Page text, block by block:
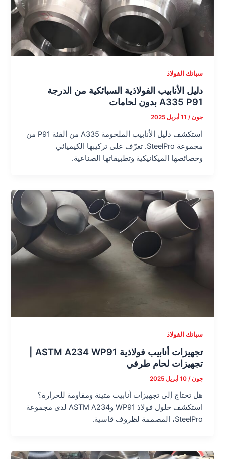
سبائك الفولاذ
دليل الأنابيب الفولاذية السبائكية من الدرجة
A335 P91 بدون لحامات
جون/ 11 أبريل 2025
استكشف دليل الأنابيب الملحومة A335 من الفئة P91 من
مجموعة SteelPro. تعرّف على تركيبها الكيميائي
وخصائصها الميكانيكية وتطبيقاتها الصناعية.
سبائك الفولاذ
تجهيزات لحام طرفي
جون/10 أبريل 2025
هل تحتاج إلى تجهيزات أنابيب متينة ومقاومة للحرارة؟
استكشف حلول فولاذ WP91 وASTM A234 لدى مجموعة
SteelPro، المصممة لظروف قاسية.